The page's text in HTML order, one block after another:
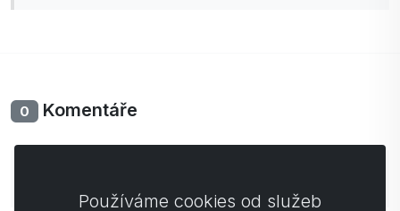
0 Komentáře
Používáme cookies od služeb